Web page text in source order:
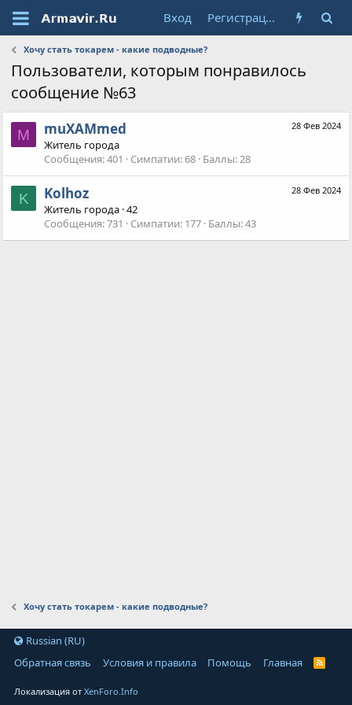
Вход Регистрация
Хочу стать токарем - какие подводные?
Пользователи, которым понравилось
сообщение №63
M
28 Фев 2024
muXAMmed
Житель города
Сообщения 401 Симпатии 68 Баллы 28
K
28 Фев 2024
Kolhoz
Житель города ·42
Сообщения 731 Симпатии 177 Баллы 43
Хочу стать токарем - какие подводные?
Russian (RU)
Обратная связь
Условия и правила Помощь Главная
Локализация отXenForo.Info